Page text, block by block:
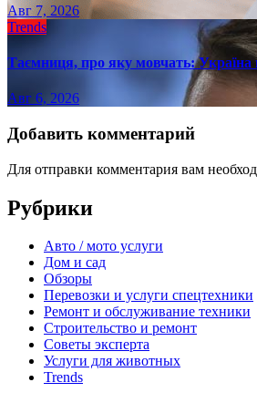
Авг 7, 2026
Trends
Таємниця, про яку мовчать:
Авг 6, 2026
Добавить комментарий
Для отправки комментария вам
Рубрики
Авто / мото услуги
Дом и сад
Обзоры
Перевозки и услуги спецтехники
Ремонт и обслуживание техники
Строительство и ремонт
Советы эксперта
Услуги для животных
Trends